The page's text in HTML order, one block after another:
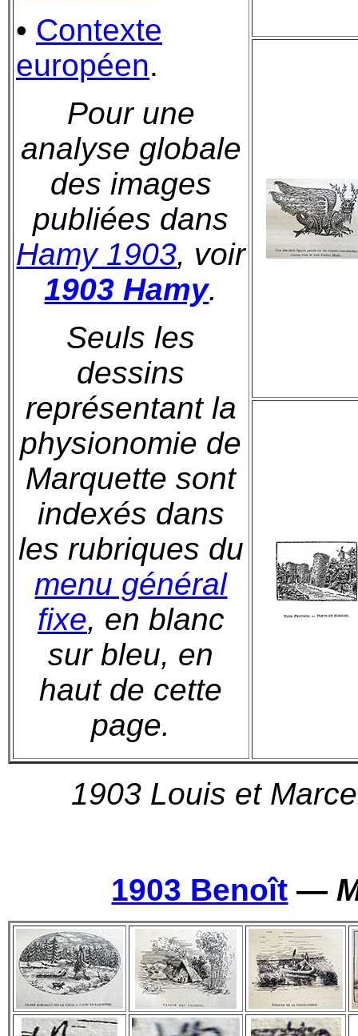
• Contexte
européen.
Pour une
analyse globale
des images
publiées dans
Hamy 1903, voir
1903 Hamy.
Seuls les
dessins
représentant la
physionomie de
Marquette sont
indexés dans
les rubriques du
menu général
fixe, en blanc
sur bleu, en
haut de cette
page.
1903 Louis et
1903 Benoît —